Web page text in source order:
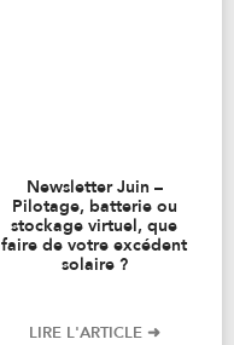
Newsletter Juin –
Pilotage, batterie ou
stockage virtuel, que
faire de votre excédent
solaire ?
LIRE L'ARTICLE ➜